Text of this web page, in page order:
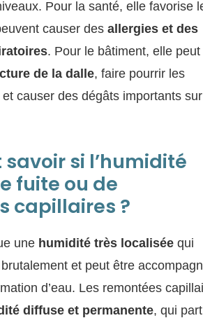
Pour la santé, elle favorise
causer des allergies et des
. Pour le bâtiment, elle peut
de la dalle, faire pourrir les
causer des dégâts importants
si l’humidité
fuite ou de
capillaires ?
une humidité très localisée qui
et peut être
d’eau. Les remontées
diffuse et permanente, qui